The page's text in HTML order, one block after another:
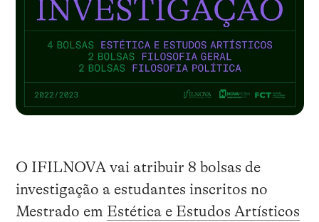
O IFILNOVA vai atribuir 8 bolsas de
investigação a estudantes inscritos no
Mestrado em Estética e Estudos Artísticos